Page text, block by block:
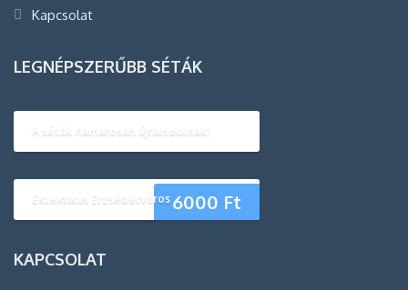
Kapcsolat
LEGNÉPSZERŰBB SÉTÁK
A séták hamarosan újraindulnak!
6000 Ft
Eklektikus Erzsébetváros
KAPCSOLAT